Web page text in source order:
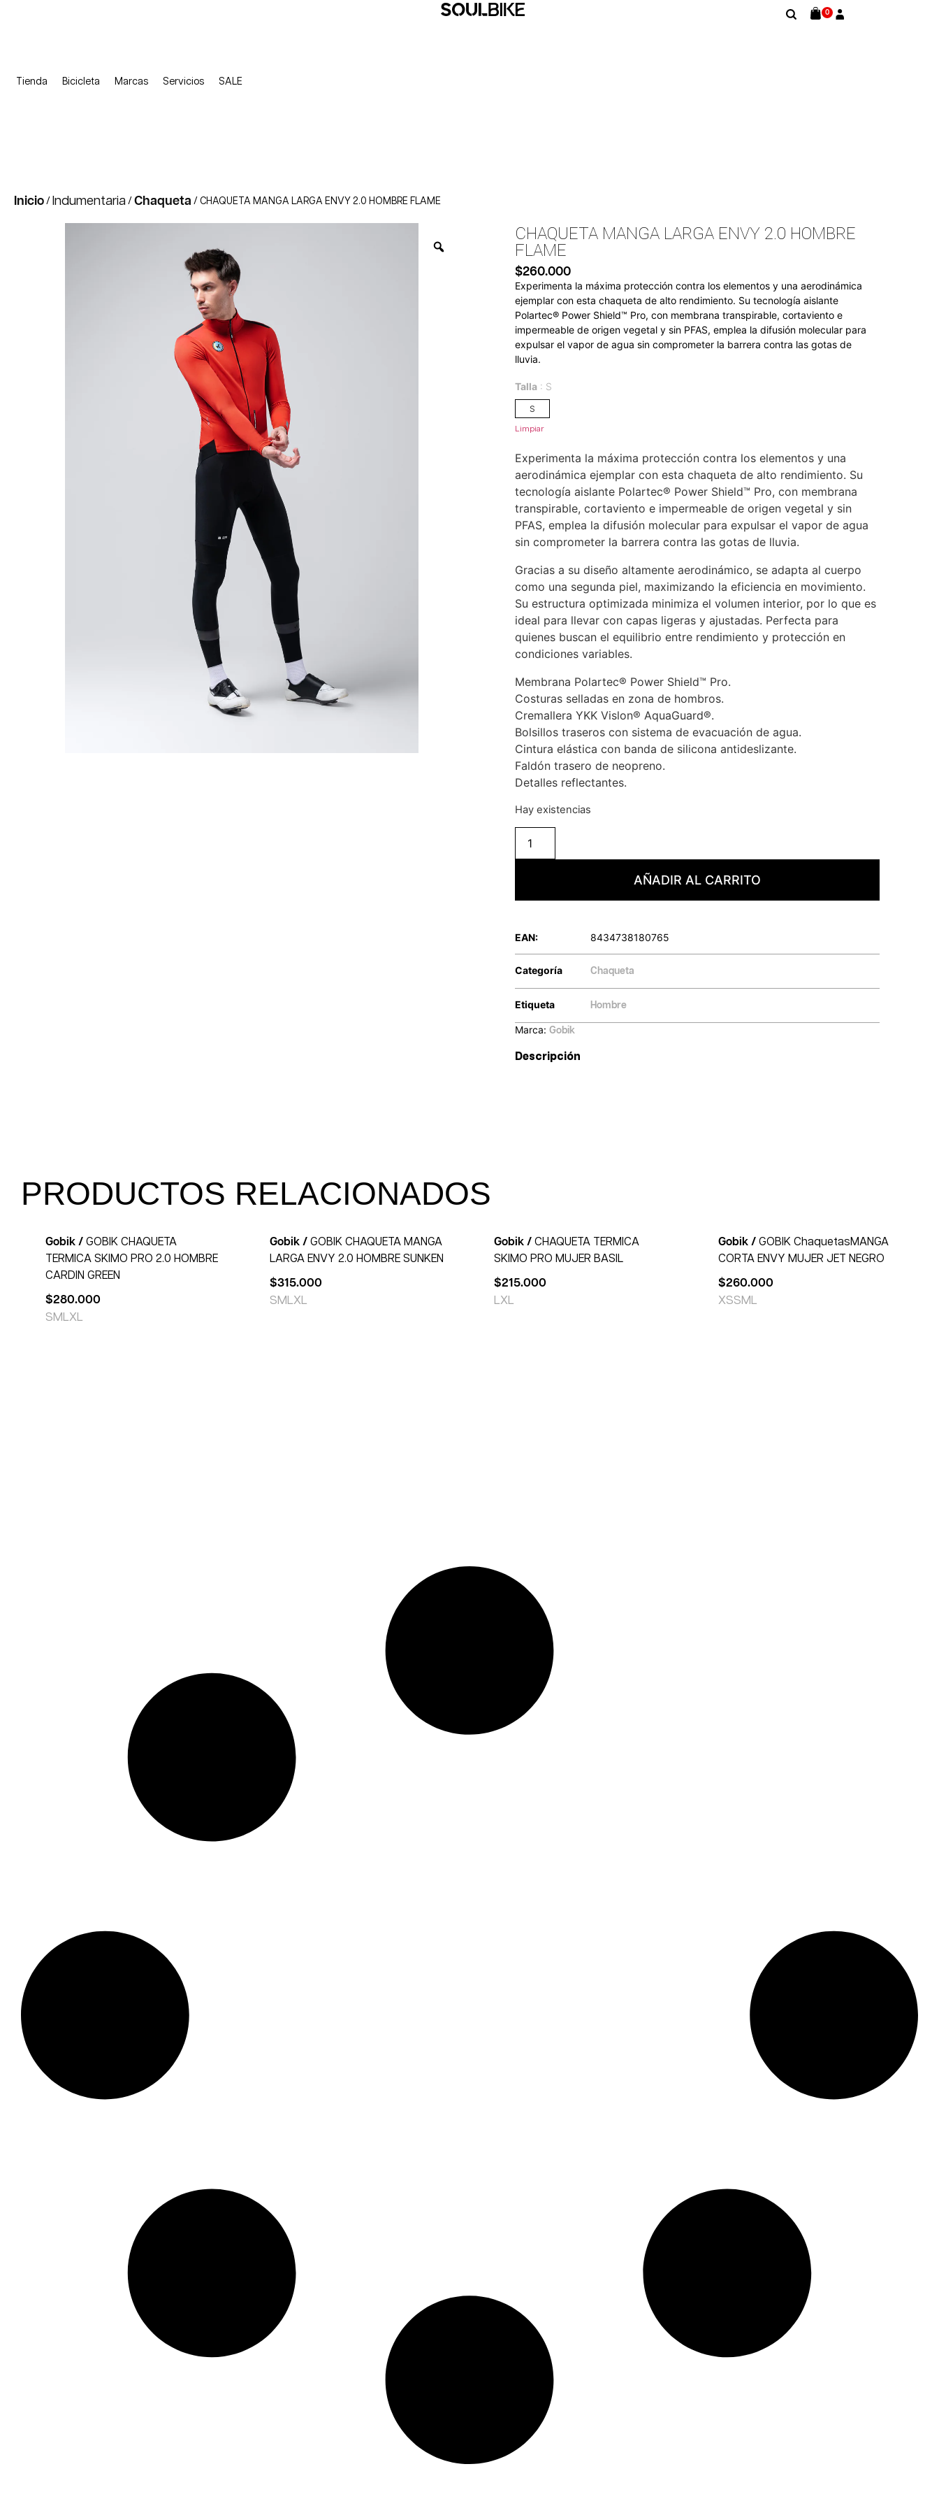
Tienda Bicicleta Marcas Servicios SALE
0
Inicio / Indumentaria / Chaqueta / CHAQUETA MANGA LARGA ENVY 2.0 HOMBRE FLAME
CHAQUETA MANGA LARGA ENVY 2.0 HOMBRE
FLAME
$260.000
Experimenta la máxima protección contra los elementos y una aerodinámica
ejemplar con esta chaqueta de alto rendimiento. Su tecnología aislante
Polartec® Power Shield™ Pro, con membrana transpirable, cortaviento e
impermeable de origen vegetal y sin PFAS, emplea la difusión molecular para
expulsar el vapor de agua sin comprometer la barrera contra las gotas de
lluvia.
Talla S
S
Limpiar
Experimenta la máxima protección contra los elementos y una
aerodinámica ejemplar con esta chaqueta de alto rendimiento. Su
tecnología aislante Polartec® Power Shield™ Pro, con membrana
transpirable, cortaviento e impermeable de origen vegetal y sin
PFAS, emplea la difusión molecular para expulsar el vapor de agua
sin comprometer la barrera contra las gotas de lluvia.
Gracias a su diseño altamente aerodinámico, se adapta al cuerpo
como una segunda piel, maximizando la eficiencia en movimiento.
Su estructura optimizada minimiza el volumen interior, por lo que es
ideal para llevar con capas ligeras y ajustadas. Perfecta para
quienes buscan el equilibrio entre rendimiento y protección en
condiciones variables.
Membrana Polartec® Power Shield™ Pro.
Costuras selladas en zona de hombros.
Cremallera YKK Vislon® AquaGuard®.
Bolsillos traseros con sistema de evacuación de agua.
Cintura elástica con banda de silicona antideslizante.
Faldón trasero de neopreno.
Detalles reflectantes.
Hay existencias
AÑADIR AL CARRITO
EAN: 8434738180765
Categoría Chaqueta
Etiqueta Hombre
Marca:Gobik
Descripción
PRODUCTOS RELACIONADOS
Gobik / GOBIK CHAQUETA
TERMICA SKIMO PRO 2.0 HOMBRE
CARDIN GREEN
$280.000
SM LXL
Gobik / GOBIK CHAQUETA MANGA
LARGA ENVY 2.0 HOMBRE SUNKEN
$315.000
SM LXL
Gobik / CHAQUETA TERMICA
SKIMO PRO MUJER BASIL
$215.000
LXL
Gobik / GOBIK ChaquetasMANGA
CORTA ENVY MUJER JET NEGRO
$260.000
XSSM L